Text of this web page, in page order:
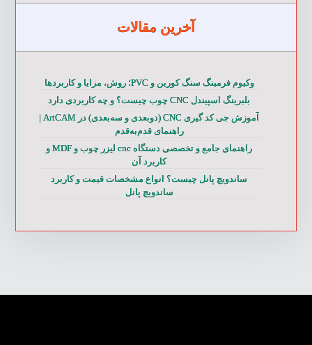
آخرین مقالات
وکیوم فرمینگ سنگ کورین و PVC؛ روش، مزایا و کاربردها
بلبرینگ اسپیندل CNC چوب چیست؟ و چه کاربردی دارد
آموزش جی کد گیری CNC (دوبعدی و سه‌بعدی) در ArtCAM |
راهنمای قدم‌به‌قدم
راهنمای جامع و تخصصی دستگاه cnc لیزر چوب و MDF و
کاربرد آن
ساندویچ پانل چیست؟ انواع مشخصات قیمت و کاربرد
ساندویچ پانل